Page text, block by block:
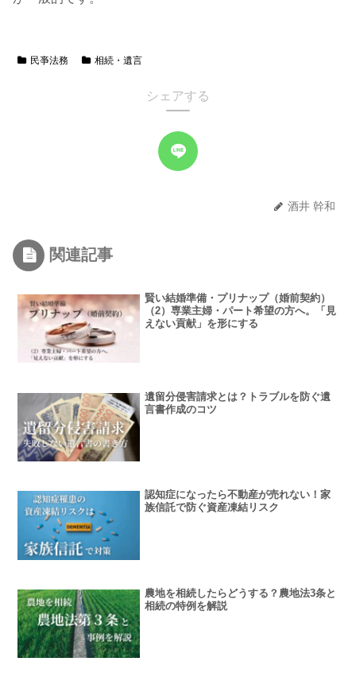
民亊法務 相続・遺言
シェアする
酒井 幹和
関連記事
賢い結婚準備・プリナップ（婚前契約）
（2）専業主婦・パート希望の方へ。「見
えない貢献」を形にする
遺留分侵害請求とは？トラブルを防ぐ遺
言書作成のコツ
認知症になったら不動産が売れない！家
族信託で防ぐ資産凍結リスク
農地を相続したらどうする？農地法3条と
相続の特例を解説